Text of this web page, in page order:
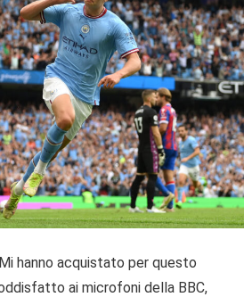
hanno acquistato per questo
ai microfoni della BBC,